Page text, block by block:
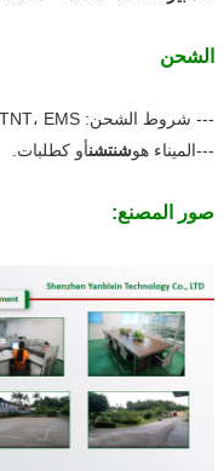
الشحن
--- شروط الشحن: DHL، UPS، FedEx، TNT، EMS
---الميناء هوشنتشنأو كطلبات.
صور المصنع: